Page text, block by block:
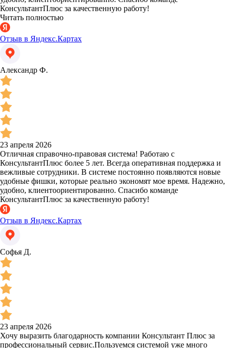
КонсультантПлюс за качественную работу!
Читать полностью
Отзыв в Яндекс.Картах
Александр Ф.
23 апреля 2026
Отличная справочно-правовая система! Работаю с
КонсультантПлюс более 5 лет. Всегда оперативная поддержка и
вежливые сотрудники. В системе постоянно появляются новые
удобные фишки, которые реально экономят мое время. Надежно,
удобно, клиентоориентированно. Спасибо команде
КонсультантПлюс за качественную работу!
Отзыв в Яндекс.Картах
Софья Д.
23 апреля 2026
Хочу выразить благодарность компании Консультант Плюс за
профессиональный сервис.Пользуемся системой уже много